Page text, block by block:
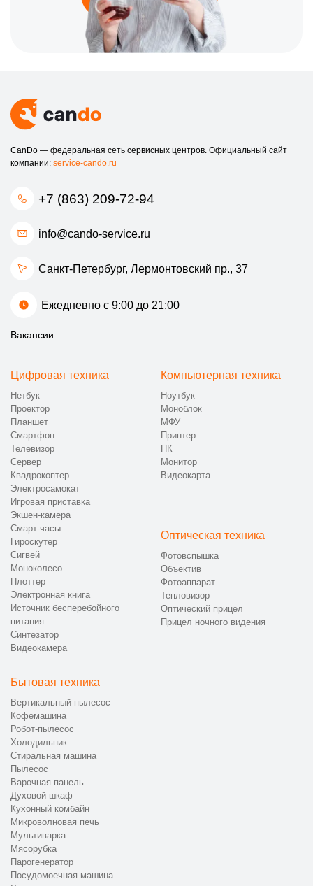
CanDo — федеральная сеть сервисных центров. Официальный сайт
компании: service-cando.ru
+7 (863) 209-72-94
info@cando-service.ru
Санкт-Петербург, Лермонтовский пр., 37
Ежедневно с 9:00 до 21:00
Вакансии
Цифровая техника
Нетбук
Проектор
Планшет
Смартфон
Телевизор
Сервер
Квадрокоптер
Электросамокат
Игровая приставка
Экшен-камера
Смарт-часы
Гироскутер
Сигвей
Моноколесо
Плоттер
Электронная книга
Источник бесперебойного
питания
Синтезатор
Видеокамера
Компьютерная техника
Ноутбук
Моноблок
МФУ
Принтер
ПК
Монитор
Видеокарта
Оптическая техника
Фотовспышка
Объектив
Фотоаппарат
Тепловизор
Оптический прицел
Прицел ночного видения
Бытовая техника
Вертикальный пылесос
Кофемашина
Робот-пылесос
Холодильник
Стиральная машина
Пылесос
Варочная панель
Духовой шкаф
Кухонный комбайн
Микроволновая печь
Мультиварка
Мясорубка
Парогенератор
Посудомоечная машина